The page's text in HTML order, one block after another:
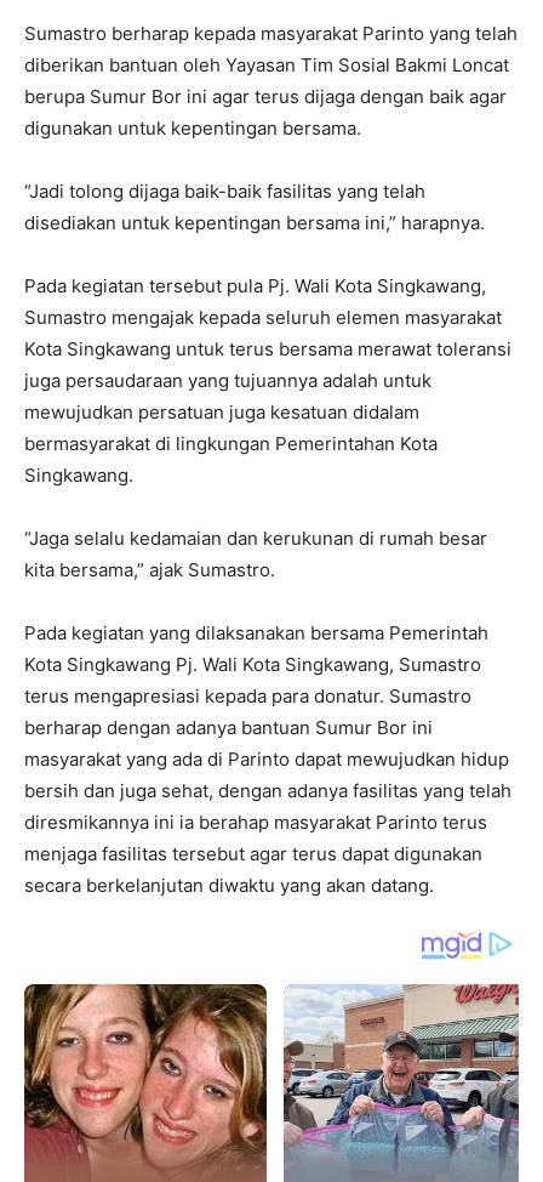
Sumastro berharap kepada masyarakat Parinto yang telah
diberikan bantuan oleh Yayasan Tim Sosial Bakmi Loncat
berupa Sumur Bor ini agar terus dijaga dengan baik agar
digunakan untuk kepentingan bersama.
“Jadi tolong dijaga baik-baik fasilitas yang telah
disediakan untuk kepentingan bersama ini,” harapnya.
Pada kegiatan tersebut pula Pj. Wali Kota Singkawang,
Sumastro mengajak kepada seluruh elemen masyarakat
Kota Singkawang untuk terus bersama merawat toleransi
juga persaudaraan yang tujuannya adalah untuk
mewujudkan persatuan juga kesatuan didalam
bermasyarakat di lingkungan Pemerintahan Kota
Singkawang.
“Jaga selalu kedamaian dan kerukunan di rumah besar
kita bersama,” ajak Sumastro.
Pada kegiatan yang dilaksanakan bersama Pemerintah
Kota Singkawang Pj. Wali Kota Singkawang, Sumastro
terus mengapresiasi kepada para donatur. Sumastro
berharap dengan adanya bantuan Sumur Bor ini
masyarakat yang ada di Parinto dapat mewujudkan hidup
bersih dan juga sehat, dengan adanya fasilitas yang telah
diresmikannya ini ia berahap masyarakat Parinto terus
menjaga fasilitas tersebut agar terus dapat digunakan
secara berkelanjutan diwaktu yang akan datang.